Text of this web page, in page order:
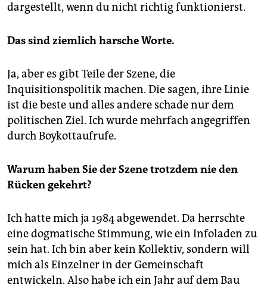
dargestellt, wenn du nicht richtig funktionierst.
Das sind ziemlich harsche Worte.
Ja, aber es gibt Teile der Szene, die
Inquisitionspolitik machen. Die sagen, ihre Linie
ist die beste und alles andere schade nur dem
politischen Ziel. Ich wurde mehrfach angegriffen
durch Boykottaufrufe.
Warum haben Sie der Szene trotzdem nie den
Rücken gekehrt?
Ich hatte mich ja 1984 abgewendet. Da herrschte
eine dogmatische Stimmung, wie ein Infoladen zu
sein hat. Ich bin aber kein Kollektiv, sondern will
mich als Einzelner in der Gemeinschaft
entwickeln. Also habe ich ein Jahr auf dem Bau